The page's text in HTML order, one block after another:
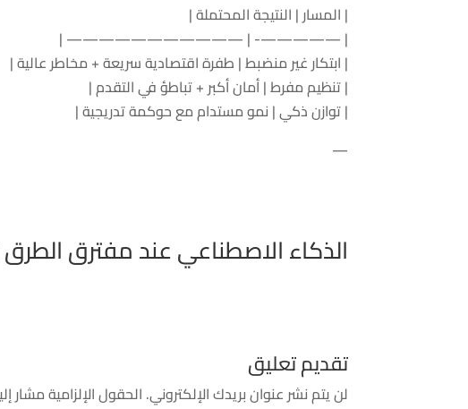
| المسار | النتيجة المحتملة |
| —————- | ——————————— |
| ابتكار غير منضبط | طفرة اقتصادية سريعة + مخاطر عالية |
| تنظيم مفرط | أمان أكبر + تباطؤ في التقدم |
| توازن ذكي | نمو مستدام مع حوكمة تدريجية |
—
الذكاء الاصطناعي عند مفترق الطرق في
تقديم تعليق
لن يتم نشر عنوان بريدك الإلكتروني. الحقول الإلزامية مشار